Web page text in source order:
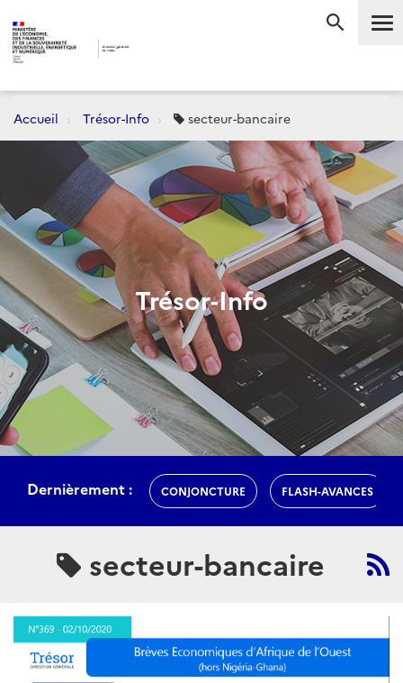
Accueil Trésor-Info secteur-bancaire
Trésor-Info
Dernièrement : CONJONCTURE FLASH-AVANCES
secteur-bancaire